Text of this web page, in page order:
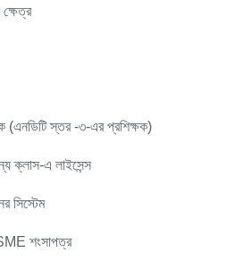
(এনডিটি স্তর -৩-এর প্রশিক্ষক)
ক্লাস-এ লাইসেন্স
সিস্টেম
শংসাপত্র